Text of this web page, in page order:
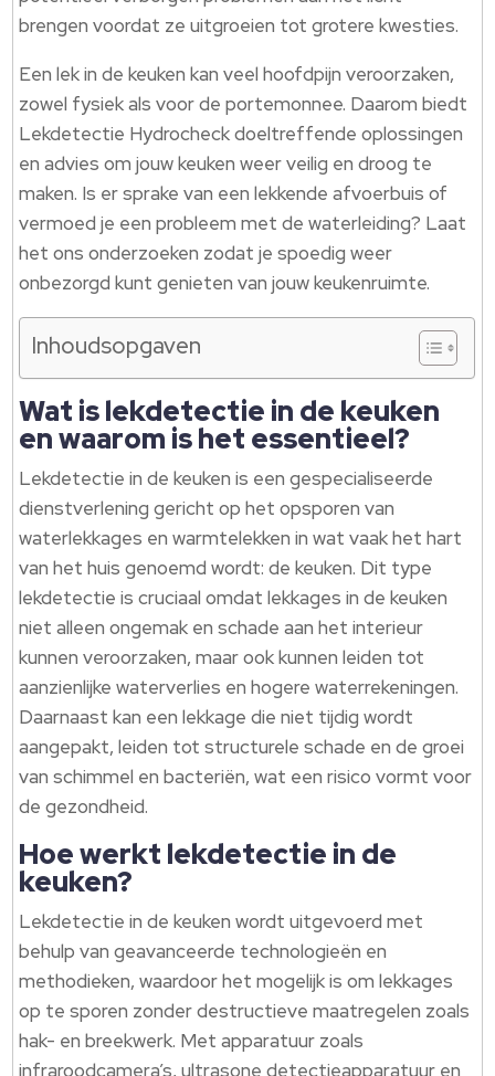
brengen voordat ze uitgroeien tot grotere kwesties.​
Een lek in de keuken kan veel hoofdpijn veroorzaken,
zowel fysiek als voor de portemonnee.​ Daarom biedt
Lekdetectie Hydrocheck doeltreffende oplossingen
en advies om jouw keuken weer veilig en droog te
maken.​ Is er sprake van een lekkende afvoerbuis of
vermoed je een probleem met de waterleiding? Laat
het ons onderzoeken zodat je spoedig weer
onbezorgd kunt genieten van jouw keukenruimte.​
Inhoudsopgaven
Wat is lekdetectie in de keuken
en waarom is het essentieel?
Lekdetectie in de keuken is een gespecialiseerde
dienstverlening gericht op het opsporen van
waterlekkages en warmtelekken in wat vaak het hart
van het huis genoemd wordt: de keuken.​ Dit type
lekdetectie is cruciaal omdat lekkages in de keuken
niet alleen ongemak en schade aan het interieur
kunnen veroorzaken, maar ook kunnen leiden tot
aanzienlijke waterverlies en hogere waterrekeningen.​
Daarnaast kan een lekkage die niet tijdig wordt
aangepakt, leiden tot structurele schade en de groei
van schimmel en bacteriën, wat een risico vormt voor
de gezondheid.​
Hoe werkt lekdetectie in de
keuken?
Lekdetectie in de keuken wordt uitgevoerd met
behulp van geavanceerde technologieën en
methodieken, waardoor het mogelijk is om lekkages
op te sporen zonder destructieve maatregelen zoals
hak- en breekwerk.​ Met apparatuur zoals
infraroodcamera’s, ultrasone detectieapparatuur en